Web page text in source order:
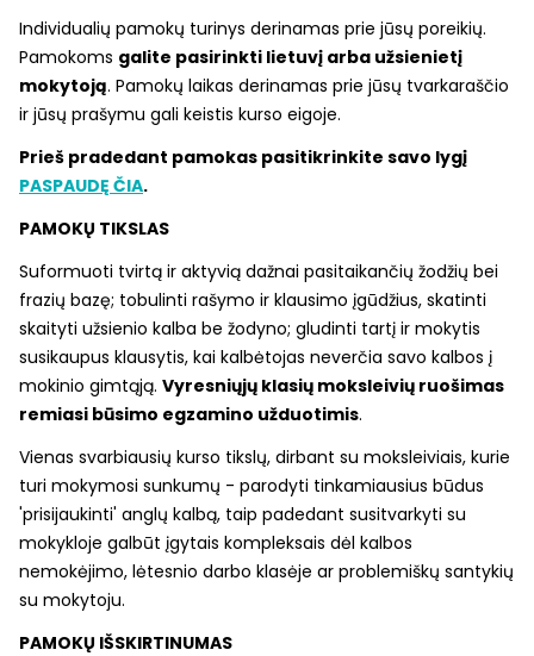
Individualių pamokų turinys derinamas prie jūsų poreikių.
Pamokoms galite pasirinkti lietuvį arba užsienietį
mokytoją. Pamokų laikas derinamas prie jūsų tvarkaraščio
ir jūsų prašymu gali keistis kurso eigoje.
Prieš pradedant pamokas pasitikrinkite savo lygį
PASPAUDĘ ČIA.
PAMOKŲ TIKSLAS
Suformuoti tvirtą ir aktyvią dažnai pasitaikančių žodžių bei
frazių bazę; tobulinti rašymo ir klausimo įgūdžius, skatinti
skaityti užsienio kalba be žodyno; gludinti tartį ir mokytis
susikaupus klausytis, kai kalbėtojas neverčia savo kalbos į
mokinio gimtąją. Vyresniųjų klasių moksleivių ruošimas
remiasi būsimo egzamino užduotimis.
Vienas svarbiausių kurso tikslų, dirbant su moksleiviais, kurie
turi mokymosi sunkumų - parodyti tinkamiausius būdus
'prisijaukinti' anglų kalbą, taip padedant susitvarkyti su
mokykloje galbūt įgytais kompleksais dėl kalbos
nemokėjimo, lėtesnio darbo klasėje ar problemiškų santykių
su mokytoju.
PAMOKŲ IŠSKIRTINUMAS